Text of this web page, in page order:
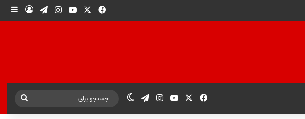
فیس بوکیوتیوباینستاگرام
تلگرامورود
فیس بوکیوتیوباینستاگرام
تلگرامتغییر پوسته
جستجو
برای